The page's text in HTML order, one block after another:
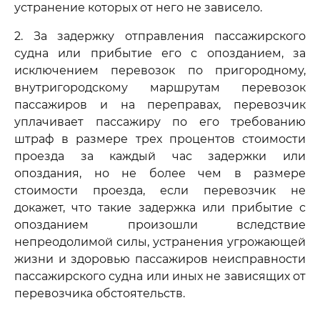
устранение которых от него не зависело.
2. За задержку отправления пассажирского
судна или прибытие его с опозданием, за
исключением перевозок по пригородному,
внутригородскому маршрутам перевозок
пассажиров и на переправах, перевозчик
уплачивает пассажиру по его требованию
штраф в размере трех процентов стоимости
проезда за каждый час задержки или
опоздания, но не более чем в размере
стоимости проезда, если перевозчик не
докажет, что такие задержка или прибытие с
опозданием произошли вследствие
непреодолимой силы, устранения угрожающей
жизни и здоровью пассажиров неисправности
пассажирского судна или иных не зависящих от
перевозчика обстоятельств.